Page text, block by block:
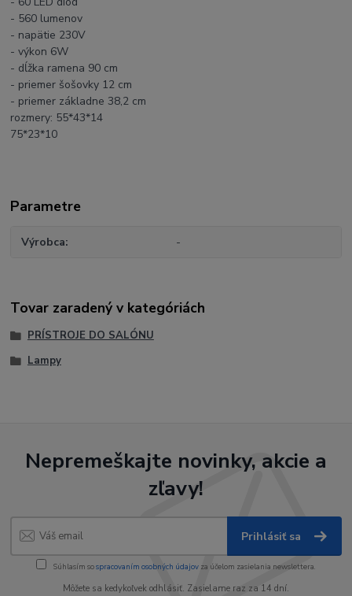
- 560 lumenov
- napätie 230V
- výkon 6W
- dĺžka ramena 90 cm
- priemer šošovky 12 cm
- priemer základne 38,2 cm
rozmery: 55*43*14
75*23*10
Parametre
Výrobca -
Tovar zaradený v kategóriách
PRÍSTROJE DO SALÓNU
Lampy
Nepremeškajte novinky, akcie a
zľavy!
Prihlásiť sa
Súhlasím sospracovaním osobných údajov za účelom zasielania newslettera.
Môžete sa kedykoľvek odhlásiť. Zasielame raz za 14 dní.